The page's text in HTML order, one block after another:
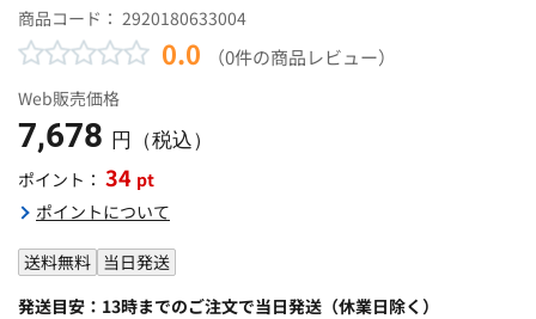
商品コード： 2920180633004
0.0 （0件の商品レビュー）
Web販売価格
7,678 円（税込）
ポイント： 34 pt
ポイントについて
送料無料 当日発送
発送目安：13時までのご注文で当日発送（休業日除く）